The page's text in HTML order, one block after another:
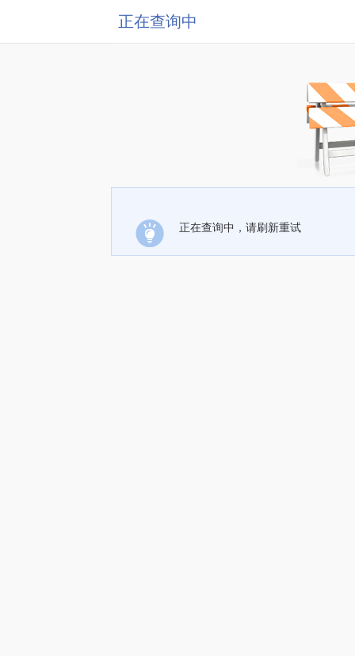
正在查询中
正在查询中，请刷新重试